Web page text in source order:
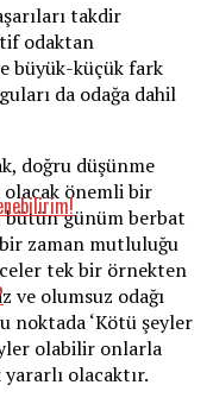
takdir
odaktan
büyük-küçük fark
da odağa dahil
doğru düşünme
olacak önemli bir
bütün günüm berbat
zaman mutluluğu
tek bir örnekten
ve olumsuz odağı
noktada ‘Kötü şeyler
olabilir onlarla
olacaktır.